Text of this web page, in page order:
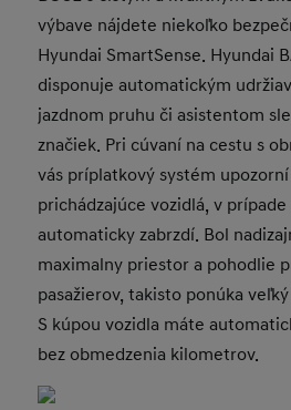
výbave nájdete niekoľko
Hyundai SmartSense. Hyundai
disponuje automatickým
jazdnom pruhu či asistentom
značiek. Pri cúvaní na cestu s
vás príplatkový systém
prichádzajúce vozidlá, v prípade
automaticky zabrzdí. Bol
maximalny priestor a pohodlie
pasažierov, takisto ponúka
S kúpou vozidla máte
bez obmedzenia kilometrov.